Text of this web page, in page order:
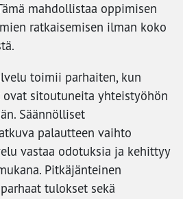
mahdollistaa oppimisen
ratkaisemisen ilman koko
toimii parhaiten, kun
sitoutuneita yhteistyöhön
Säännölliset
palautteen vaihto
vastaa odotuksia ja kehittyy
Pitkäjänteinen
tulokset sekä